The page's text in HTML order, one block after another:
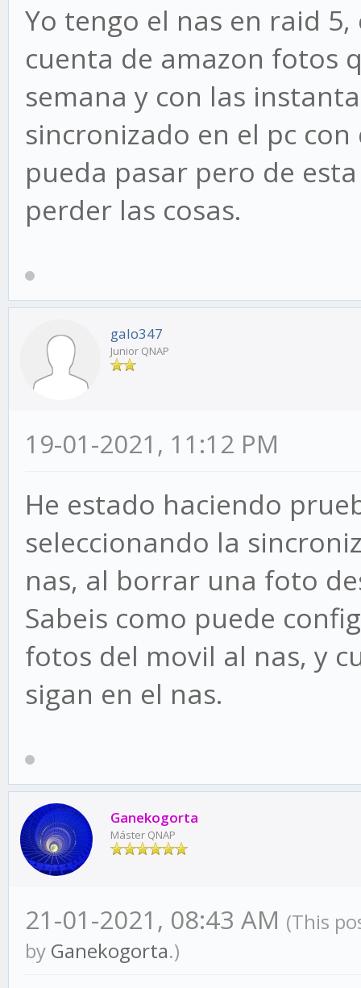
Yo tengo el nas en raid
cuenta de amazon fotos
semana y con las
sincronizado en el pc
pueda pasar pero de
perder las cosas.
galo347
Junior QNAP
19-01-2021, 11:12 PM
He estado haciendo
seleccionando la
nas, al borrar una foto
Sabeis como puede
fotos del movil al nas, y
sigan en el nas.
Ganekogorta
Máster QNAP
21-01-2021, 08:43 AM (This
by Ganekogorta.)